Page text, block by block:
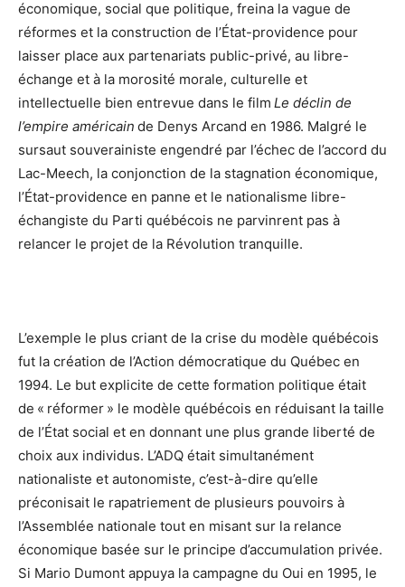
économique, social que politique, freina la vague de
réformes et la construction de l’État-providence pour
laisser place aux partenariats public-privé, au libre-
échange et à la morosité morale, culturelle et
intellectuelle bien entrevue dans le film Le déclin de
l’empire américain de Denys Arcand en 1986. Malgré le
sursaut souverainiste engendré par l’échec de l’accord du
Lac-Meech, la conjonction de la stagnation économique,
l’État-providence en panne et le nationalisme libre-
échangiste du Parti québécois ne parvinrent pas à
relancer le projet de la Révolution tranquille.
L’exemple le plus criant de la crise du modèle québécois
fut la création de l’Action démocratique du Québec en
1994. Le but explicite de cette formation politique était
de « réformer » le modèle québécois en réduisant la taille
de l’État social et en donnant une plus grande liberté de
choix aux individus. L’ADQ était simultanément
nationaliste et autonomiste, c’est-à-dire qu’elle
préconisait le rapatriement de plusieurs pouvoirs à
l’Assemblée nationale tout en misant sur la relance
économique basée sur le principe d’accumulation privée.
Si Mario Dumont appuya la campagne du Oui en 1995, le